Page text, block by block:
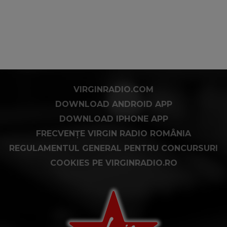
VIRGINRADIO.COM
DOWNLOAD ANDROID APP
DOWNLOAD IPHONE APP
FRECVENȚE VIRGIN RADIO ROMÂNIA
REGULAMENTUL GENERAL PENTRU CONCURSURI
COOKIES PE VIRGINRADIO.RO